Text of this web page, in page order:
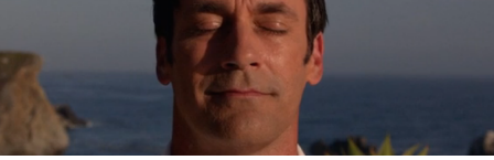
NEWSLETTER
I MIEI PREFERITI